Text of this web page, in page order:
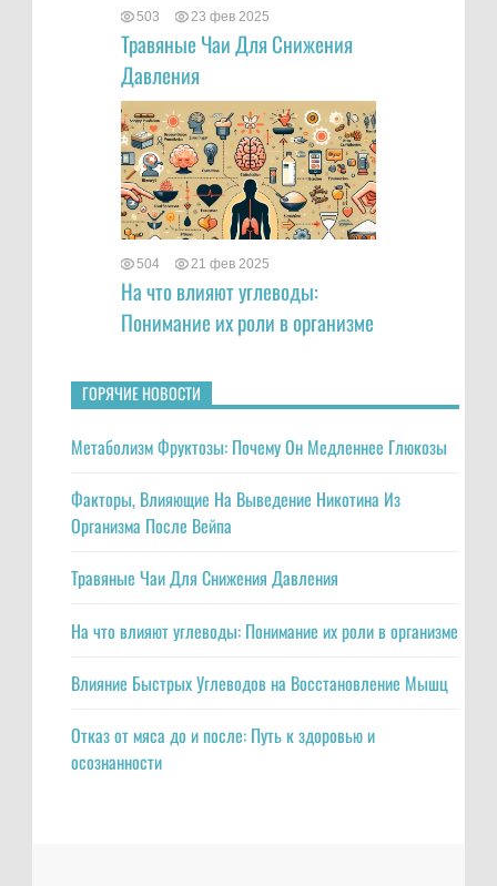
503 23 фев 2025
Травяные Чаи Для Снижения
Давления
504 21 фев 2025
На что влияют углеводы:
Понимание их роли в организме
ГОРЯЧИЕ НОВОСТИ
Метаболизм Фруктозы: Почему Он Медленнее Глюкозы
Факторы, Влияющие На Выведение Никотина Из
Организма После Вейпа
Травяные Чаи Для Снижения Давления
На что влияют углеводы: Понимание их роли в организме
Влияние Быстрых Углеводов на Восстановление Мышц
Отказ от мяса до и после: Путь к здоровью и
осознанности